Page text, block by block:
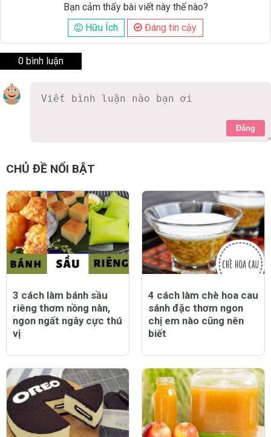
Bạn cảm thấy bài viết này thế nào?
Hữu Ích
Đáng tin cậy
0 bình luận
Đăng
CHỦ ĐỀ NỔI BẬT
3 cách làm bánh sầu
riêng thơm nồng nàn,
ngon ngất ngây cực thú
vị
4 cách làm chè hoa cau
sánh đặc thơm ngon
chị em nào cũng nên
biết